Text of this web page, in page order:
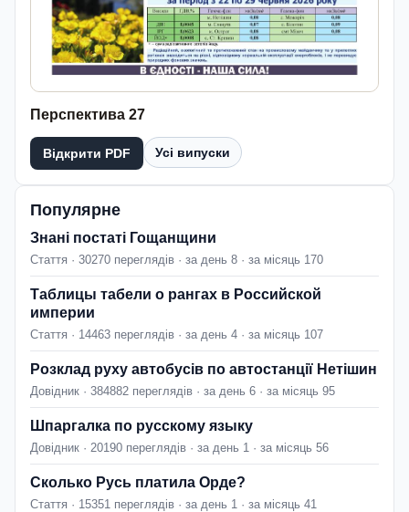
Перспектива 27
Відкрити PDF Усі випуски
Популярне
Знані постаті Гощанщини
Стаття · 30270 переглядів · за день 8 · за місяць 170
Таблицы табели о рангах в Российской
империи
Стаття · 14463 переглядів · за день 4 · за місяць 107
Розклад руху автобусів по автостанції Нетішин
Довідник · 384882 переглядів · за день 6 · за місяць 95
Шпаргалка по русскому языку
Довідник · 20190 переглядів · за день 1 · за місяць 56
Сколько Русь платила Орде?
Стаття · 15351 переглядів · за день 1 · за місяць 41